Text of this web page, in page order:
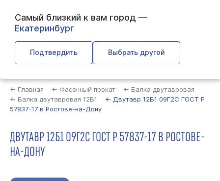
Самый близкий к вам город —
Екатеринбург
Подтвердить Выбрать другой
← Главная ← Фасонный прокат
← Балка двутавровая
← Балка двутавровая 12Б1
← Двутавр 12Б1 09Г2С ГОСТ Р
57837-17 в Ростове-на-Дону
ДВУТАВР 12Б1 09Г2С ГОСТ Р 57837-17 В РОСТОВЕ-
НА-ДОНУ